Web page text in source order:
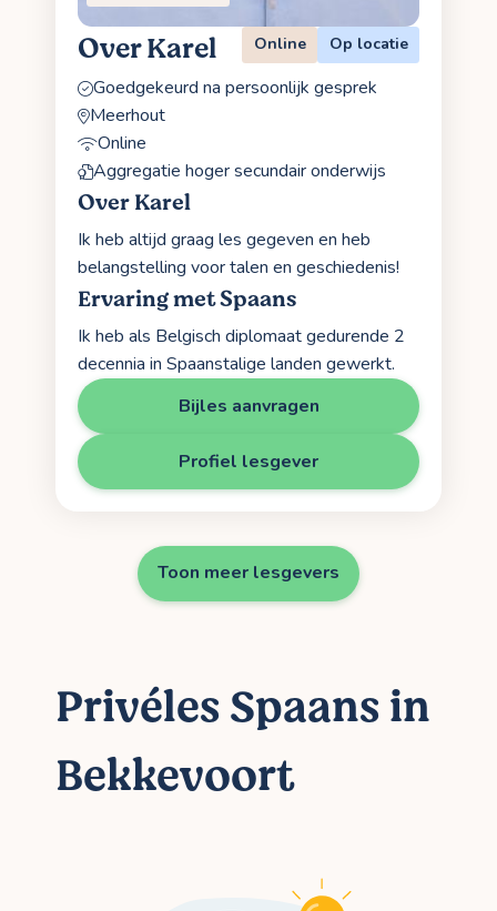
Over Karel Online Op locatie
Goedgekeurd na persoonlijk gesprek
Meerhout
Online
Aggregatie hoger secundair onderwijs
Over Karel
Ik heb altijd graag les gegeven en heb
belangstelling voor talen en geschiedenis!
Ervaring met Spaans
Ik heb als Belgisch diplomaat gedurende 2
decennia in Spaanstalige landen gewerkt.
Bijles aanvragen
Profiel lesgever
Toon meer lesgevers
Privéles Spaans in
Bekkevoort